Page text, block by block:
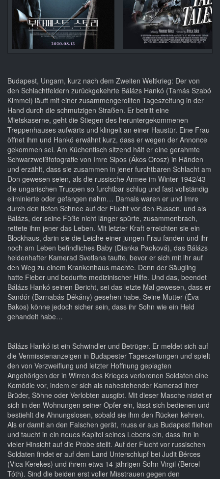
Budapest, Ungarn, kurz nach dem Zweiten Weltkrieg: Der von
den Schlachtfeldern zurückgekehrte Bálázs Hankó (Tamás Szabó
Kimmel) läuft mit einer zusammengerollten Tageszeitung in der
Hand durch die schmutzigen Straßen. Er betritt eine
Mietskaserne, geht die Stiegen des heruntergekommenen
Treppenhauses aufwärts und klingelt an einer Haustür. Eine Frau
öffnet ihm und Hankó erwähnt kurz, dass er wegen der Annonce
gekommen sei. Am Küchentisch sitzend hält er eine gerahmte
Schwarzweißfotografie von Imre Sipos (Ákos Orosz) in Händen
und erzählt, dass sie zusammen in jener furchtbaren Schlacht am
Don gewesen seien, als die russische Armee im Winter 1942/43
die ungarischen Truppen so furchtbar schlug und fast vollständig
eliminierte oder gefangen nahm… Damals waren er und Imre
durch den tiefen Schnee auf der Flucht vor den Russen, und als
Bálázs, der seine Füße nicht länger spürte, zusammenbrach,
rettete ihm jener das Leben. Mit letzter Kraft erreichten sie ein
Blockhaus, darin sie die Leiche einer jungen Frau fanden und ihr
noch am Leben befindliches Baby (Dianka Paoková), das Bálázs
heldenhafter Kamerad Svetlana taufte, bevor er sich mit ihr auf
den Weg zu einem Krankenhaus machte. Denn der Säugling
hatte Fieber und bedurfte medizinischer Hilfe. Und das, beendet
Bálázs Hankó seinen Bericht, sei das letzte Mal gewesen, dass er
Sandór (Barnabás Dékány) gesehen habe. Seine Mutter (Éva
Bakos) könne jedoch sicher sein, dass ihr Sohn wie ein Held
gehandelt habe…
Bálázs Hankó ist ein Schwindler und Betrüger. Er meldet sich auf
die Vermisstenanzeigen in Budapester Tageszeitungen und spielt
den von Verzweiflung und letzter Hoffnung geplagten
Angehörigen der in Wirren des Krieges verlorenen Soldaten eine
Komödie vor, indem er sich als nahestehender Kamerad ihrer
Brüder, Söhne oder Verlobten ausgibt. Mit dieser Masche nistet er
sich in den Wohnungen seiner Opfer ein, lässt sich bedienen und
bestiehlt die Ahnungslosen, sobald sie ihm den Rücken kehren.
Als er damit an den Falschen gerät, muss er aus Budapest fliehen
und taucht in ein neues Kapitel seines Lebens ein, dass ihn in
vieler Hinsicht auf die Probe stellt. Auf der Flucht vor russischen
Soldaten findet er auf dem Land Unterschlupf bei Judit Bérces
(Vica Kerekes) und ihrem etwa 14-jährigen Sohn Virgil (Bercel
Tóth). Sind die beiden erst voller Misstrauen gegen den